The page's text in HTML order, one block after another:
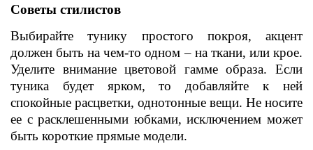
Советы стилистов
Выбирайте тунику простого покроя, акцент
должен быть на чем-то одном – на ткани, или крое.
Уделите внимание цветовой гамме образа. Если
туника будет ярком, то добавляйте к ней
спокойные расцветки, однотонные вещи. Не носите
ее с расклешенными юбками, исключением может
быть короткие прямые модели.